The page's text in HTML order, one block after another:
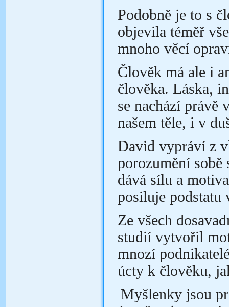
Podobně je to s
objevila téměř
mnoho věcí
Člověk má ale i
člověka. Láska,
se nachází
našem těle, i v
David vypráví z
porozumění
dává sílu a
posiluje podstatu
Ze všech
studií vytvořil
mnozí
úcty k člověku,
Myšlenky jsou